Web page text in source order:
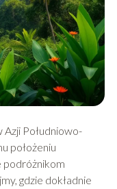
Azji Południowo-
położeniu
podróżnikom
gdzie dokładnie